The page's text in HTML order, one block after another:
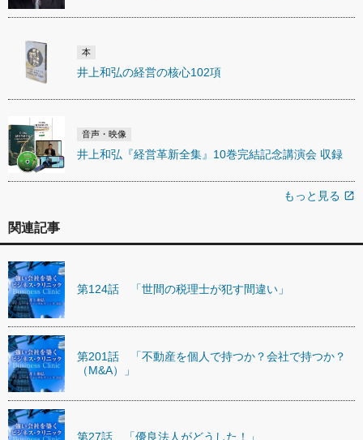
本
井上和弘の経営の核心102項
音声・映像
井上和弘『経営革新全集』10巻完結記念講演会 収録
もっと見る open_in_new
関連記事
第124話 「世間の税理士が犯す間違い」
第201話 「不動産を個人で持つか？会社で持つか？
（M&A）」
第27話 「優良法人がどうした！」